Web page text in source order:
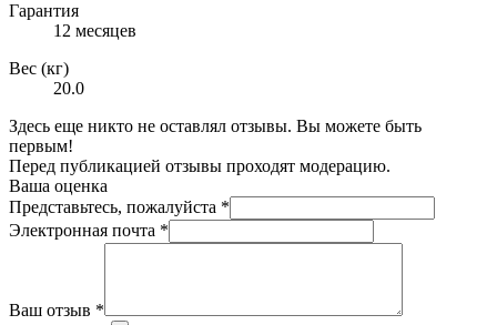
Гарантия
12 месяцев
Вес (кг)
20.0
Здесь еще никто не оставлял отзывы. Вы можете быть
первым!
Перед публикацией отзывы проходят модерацию.
Ваша оценка
Представьтесь, пожалуйста *
Электронная почта *
Ваш отзыв *